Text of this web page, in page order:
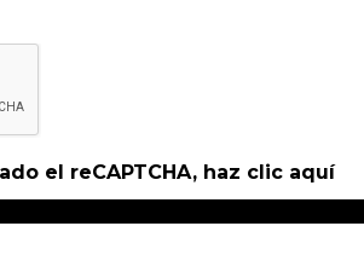
el reCAPTCHA, haz clic aquí